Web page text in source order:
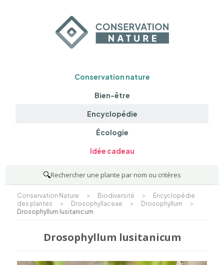
Conservation nature
Bien-être
Encyclopédie
Écologie
Idée cadeau
🔍Rechercher une plante par nom ou critères
Conservation Nature > Biodiversité >
Encyclopédie
des plantes
> Drosophyllaceae > Drosophyllum
>
Drosophyllum lusitanicum
Drosophyllum lusitanicum